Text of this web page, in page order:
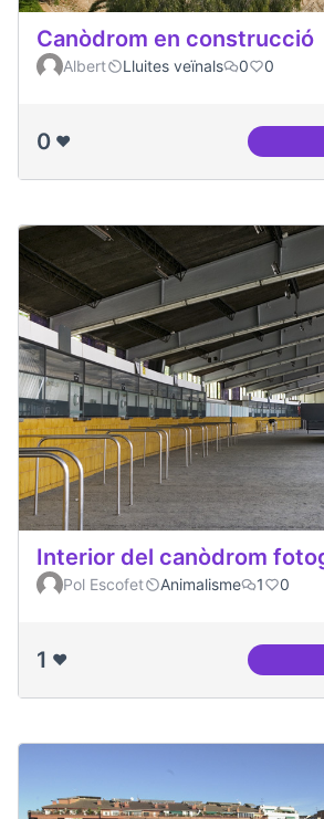
Canòdrom en construcció
Albert Lluites veïnals 0 0
0 ❤️
Interior del canòdrom
Pol Escofet Animalisme 1 0
1 ❤️